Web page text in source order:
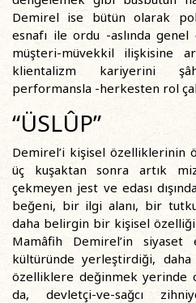
Demirel ise bütün olarak
esnafı ile ordu -aslında
müşteri-müvekkil ilişkisine
klientalizm kariyerini
performansla -herkesten rol
“ÜSLÛP”
Demirel’i kişisel özelliklerinin
üç kuşaktan sonra artık
çekmeyen jest ve edası
beğeni, bir ilgi alanı, bir
daha belirgin bir kişisel
Mamâfih Demirel’in siyaset
kültüründe yerleştirdiği,
özelliklere değinmek yerinde
da, devletçi-ve-sağcı